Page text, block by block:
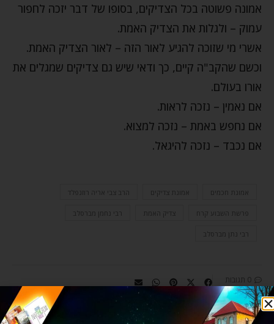
אמונה פשוטה בכל הצדיקים, בסופו של דבר יזכה לחפור
עמוק – ולגלות את הצדיק האמת.
אשרי מי שזוכה להגיע לאור הזה – לאור הצדיק האמת.
וכשם שהקב"ה קיים, כך ודאי שיש גם צדיקים שמגלים את
אורו בעולם.
אם נאמין – נזכה לראות.
אם נחפש באמת – נזכה למצוא.
אם נכבד – נזכה להיגאל.
אמונת חכמים אמונת צדיקים הרב צבי אריה רוזנפלד
פרשת השבוע קרח צדיק האמת רבי נחמן מברסלב
רבי נתן מברסלב
0 תגובות